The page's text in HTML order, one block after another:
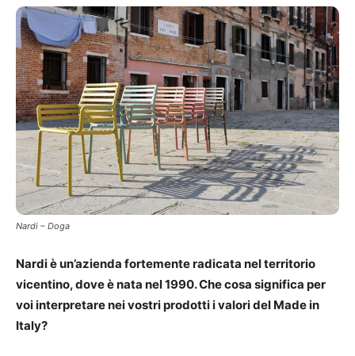
Nardi – Doga
Nardi è un’azienda fortemente radicata nel territorio
vicentino, dove è nata nel 1990. Che cosa significa per
voi interpretare nei vostri prodotti i valori del Made in
Italy?